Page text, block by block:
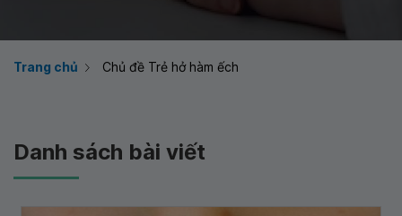
Trang chủ Chủ đề Trẻ hở hàm ếch
Danh sách bài viết